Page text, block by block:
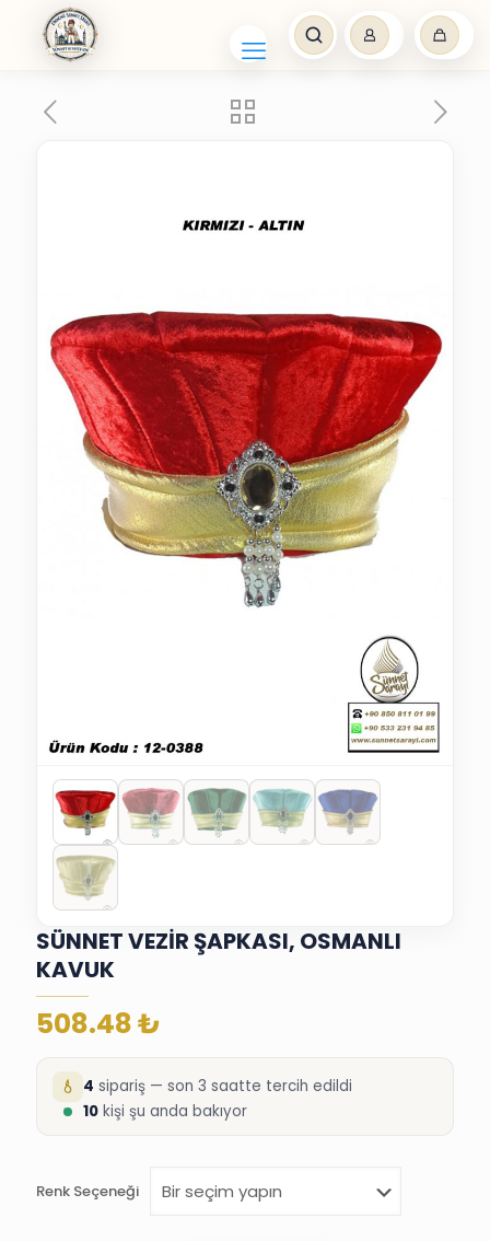
SÜNNET VEZİR ŞAPKASI, OSMANLI
KAVUK
508.48₺
4 sipariş — son 3 saatte tercih edildi
10 kişi şu anda bakıyor
Renk Seçeneği